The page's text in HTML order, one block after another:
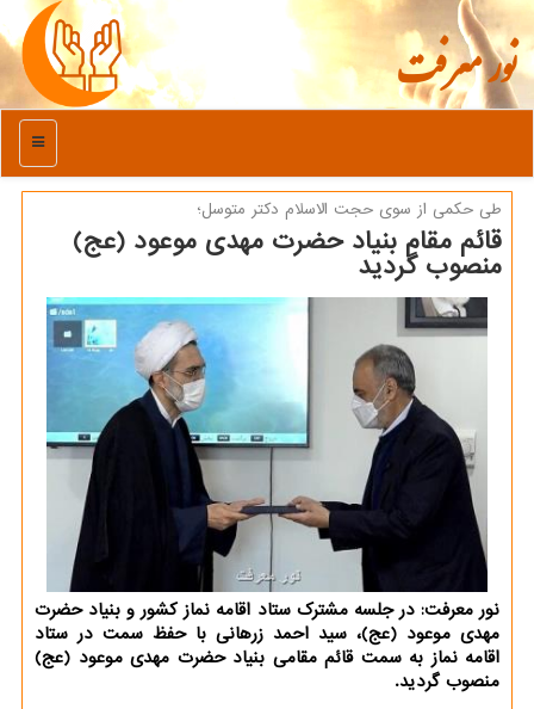
نور معرفت
منو
طی حكمی از سوی حجت الاسلام دكتر متوسل؛
قائم مقام بنیاد حضرت مهدی موعود (عج)
منصوب گردید
نور معرفت: در جلسه مشترک ستاد اقامه نماز کشور و بنیاد حضرت
مهدی موعود (عج)، سید احمد زرهانی با حفظ سمت در ستاد
اقامه نماز به سمت قائم مقامی بنیاد حضرت مهدی موعود (عج)
منصوب گردید.